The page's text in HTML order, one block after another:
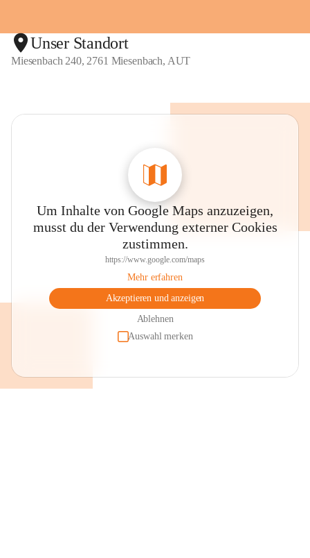
Unser Standort
Miesenbach 240, 2761 Miesenbach, AUT
Um Inhalte von Google Maps anzuzeigen,
musst du der Verwendung externer Cookies
zustimmen.
https://www.google.com/maps
Mehr erfahren
Akzeptieren und anzeigen
Ablehnen
Auswahl merken